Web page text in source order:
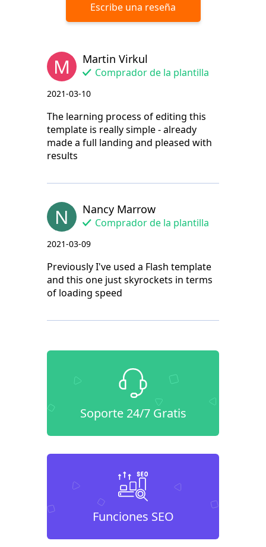
Escribe una reseña
M Martin Virkul
Comprador de la plantilla
2021-03-10
The learning process of editing this
template is really simple - already
made a full landing and pleased with
results
N Nancy Marrow
Comprador de la plantilla
2021-03-09
Previously I've used a Flash template
and this one just skyrockets in terms
of loading speed
Soporte 24/7 Gratis
Funciones SEO